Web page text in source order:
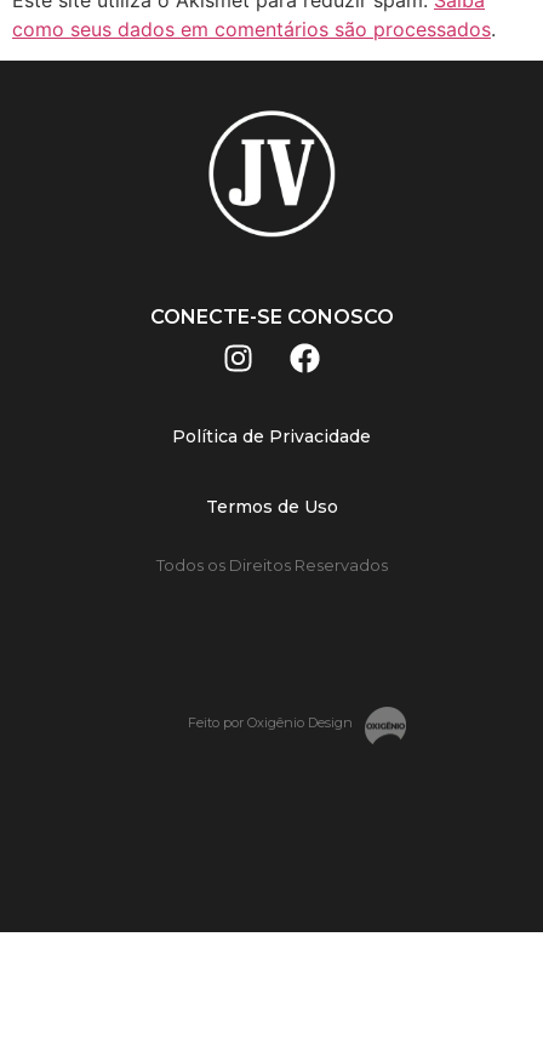
como seus dados em comentários são processados.
CONECTE-SE CONOSCO
Política de Privacidade
Termos de Uso
Todos os Direitos Reservados
Feito por Oxigênio Design